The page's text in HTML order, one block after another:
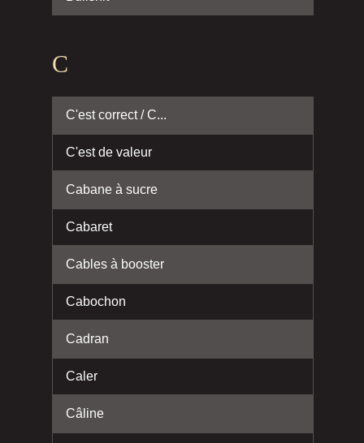
C
C'est correct / C...
C'est de valeur
Cabane à sucre
Cabaret
Cables à booster
Cabochon
Cadran
Caler
Câline